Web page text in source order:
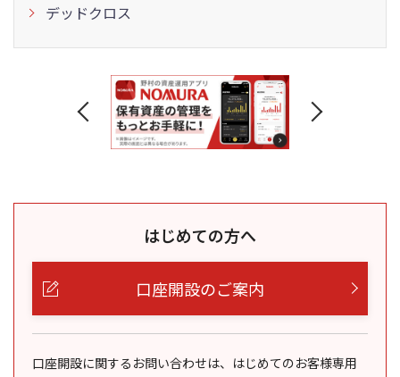
デッドクロス
はじめての方へ
口座開設のご案内
口座開設に関するお問い合わせは、はじめてのお客様専用